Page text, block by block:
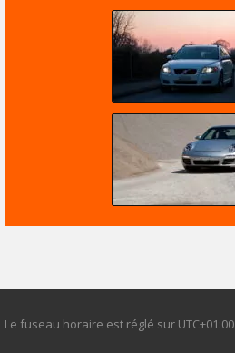
Le fuseau horaire est réglé sur UTC+01:00